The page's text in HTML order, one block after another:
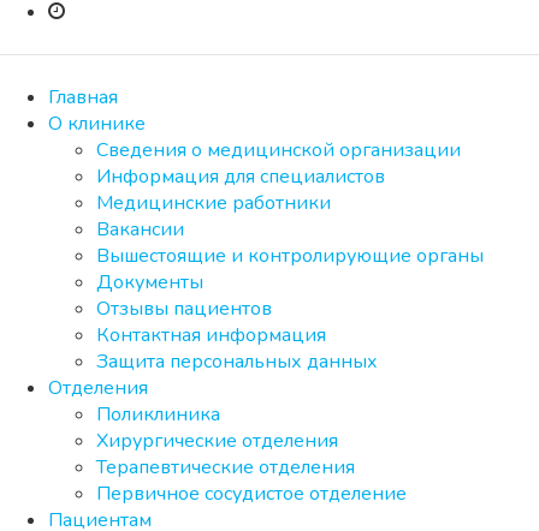
Главная
О клинике
Сведения о медицинской организации
Информация для специалистов
Медицинские работники
Вакансии
Вышестоящие и контролирующие органы
Документы
Отзывы пациентов
Контактная информация
Защита персональных данных
Отделения
Поликлиника
Хирургические отделения
Терапевтические отделения
Первичное сосудистое отделение
Пациентам